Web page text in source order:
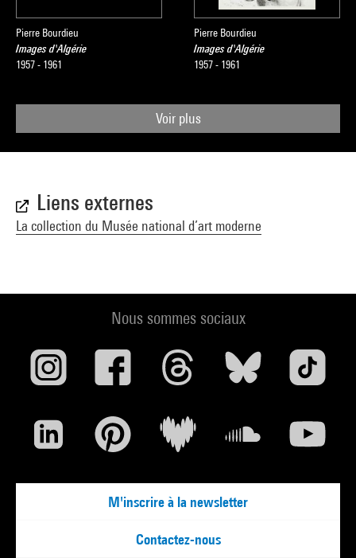
Pierre Bourdieu
Images d'Algérie
1957 - 1961
Pierre Bourdieu
Images d'Algérie
1957 - 1961
Voir plus
Liens externes
La collection du Musée national d’art moderne
Nous sommes sociaux
M'inscrire à la newsletter
Contactez-nous